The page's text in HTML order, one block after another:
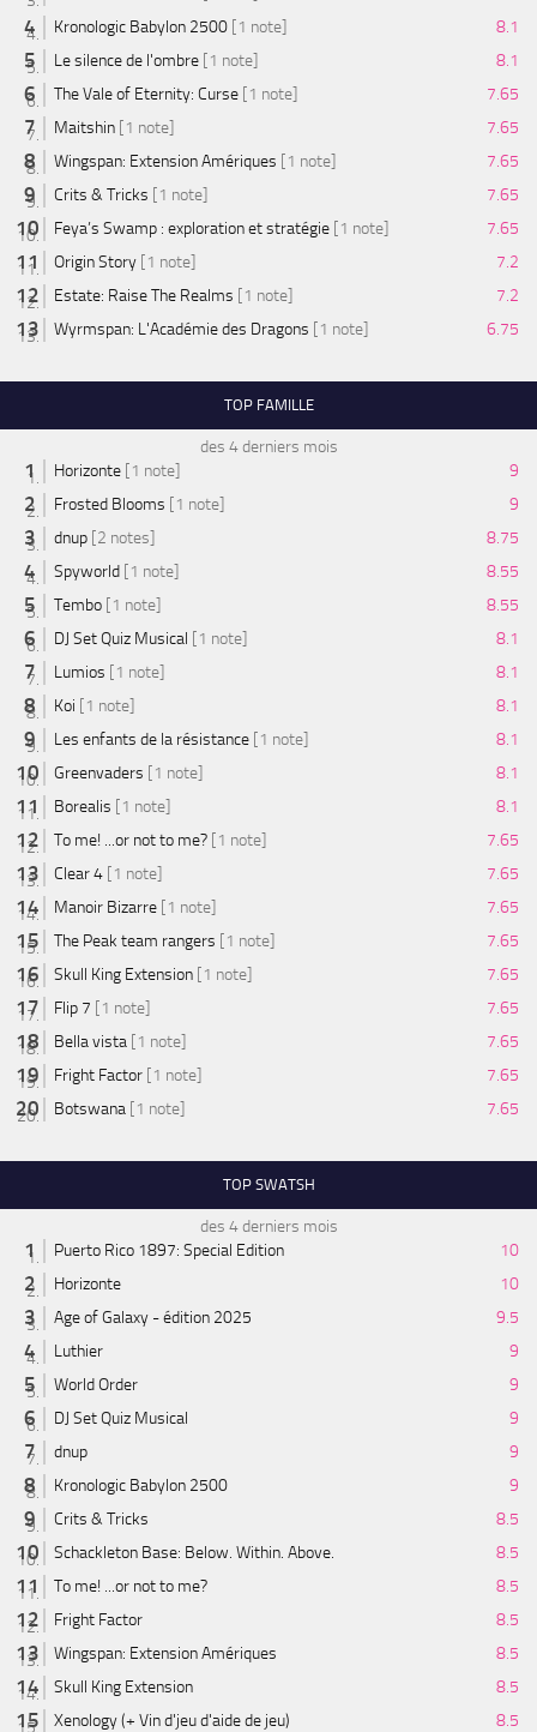
Kronologic Babylon 2500 [1 note]
8.1
Le silence de l'ombre [1 note]
8.1
The Vale of Eternity: Curse [1 note]
7.65
Maitshin [1 note]
7.65
Wingspan: Extension Amériques [1 note]
7.65
Crits & Tricks [1 note]
7.65
Feya’s Swamp : exploration et stratégie [1 note]
7.65
Origin Story [1 note]
7.2
Estate: Raise The Realms [1 note]
7.2
Wyrmspan: L'Académie des Dragons [1 note] 6.75
TOP FAMILLE
des 4 derniers mois
Horizonte [1 note]
9
Frosted Blooms [1 note]
9
dnup [2 notes]
8.75
Spyworld [1 note]
8.55
Tembo [1 note]
8.55
DJ Set Quiz Musical [1 note]
8.1
Lumios [1 note]
8.1
Koi [1 note]
8.1
Les enfants de la résistance [1 note]
8.1
Greenvaders [1 note]
8.1
Borealis [1 note]
8.1
To me! ...or not to me? [1 note]
7.65
Clear 4 [1 note]
7.65
Manoir Bizarre [1 note]
7.65
The Peak team rangers [1 note]
7.65
Skull King Extension [1 note]
7.65
Flip 7 [1 note]
7.65
Bella vista [1 note]
7.65
Fright Factor [1 note]
7.65
Botswana [1 note] 7.65
TOP SWATSH
des 4 derniers mois
Puerto Rico 1897: Special Edition
10
Horizonte
10
Age of Galaxy - édition 2025
9.5
Luthier
9
World Order
9
DJ Set Quiz Musical
9
dnup
9
Kronologic Babylon 2500
9
Crits & Tricks
8.5
Schackleton Base: Below. Within. Above.
8.5
To me! ...or not to me?
8.5
Fright Factor
8.5
Wingspan: Extension Amériques
8.5
Skull King Extension
8.5
Xenology (+ Vin d'jeu d'aide de jeu)
8.5